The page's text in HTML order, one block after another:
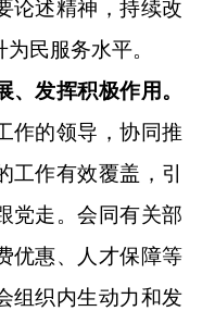
论述精神，持续改
民服务水平。
、发挥积极作用。
作的领导，协同推
工作有效覆盖，引
党走。会同有关部
优惠、人才保障等
组织内生动力和发